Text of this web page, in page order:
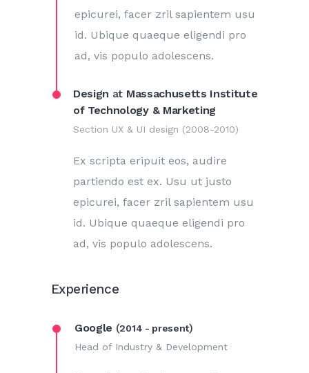
epicurei, facer zril sapientem usu
id. Ubique quaeque eligendi pro
ad, vis populo adolescens.
Design at Massachusetts Institute
of Technology & Marketing
Section UX & UI design (2008-2010)
Ex scripta eripuit eos, audire
partiendo est ex. Usu ut justo
epicurei, facer zril sapientem usu
id. Ubique quaeque eligendi pro
ad, vis populo adolescens.
Experience
Google (2014 - present)
Head of Industry & Development